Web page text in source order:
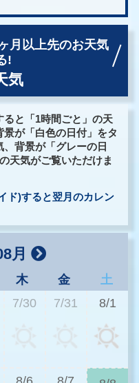
月以上先のお天気
!
気
と「1時間ごと」の天
が「白色の日付」をタ
背景が「グレーの日
天気がご覧いただけま
ド)すると翌月のカレン
月
木 金
土
7/30 7/31 8/1